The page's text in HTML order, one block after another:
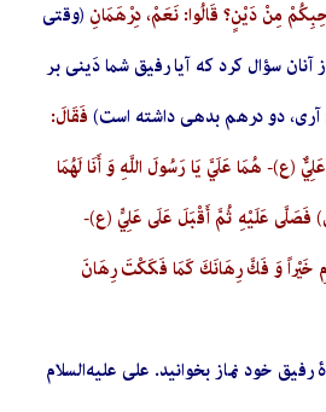
مِنْ دَيْنٍ؟ قَالُوا: نَعَمْ، دِرْهَمَانِ (وقتی
آنان سؤال کرد که آیا رفیق شما دَینی بر
آری، دو درهم بدهی داشته است) فَقَالَ:
(ع)- هُمَا عَلَيَّ يَا رَسُولَ اللَّهِ وَ أَنَا لَهُمَا
فَصَلَّى عَلَيْهِ ثُمَّ أَقْبَلَ عَلَى عَلِيٍّ (ع)-
خَيْراً وَ فَكَّ رِهَانَكَ‏ كَمَا فَكَكْتَ‏ رِهَانَ‏
رفیق خود نماز بخوانید. علی علیه‌السلام